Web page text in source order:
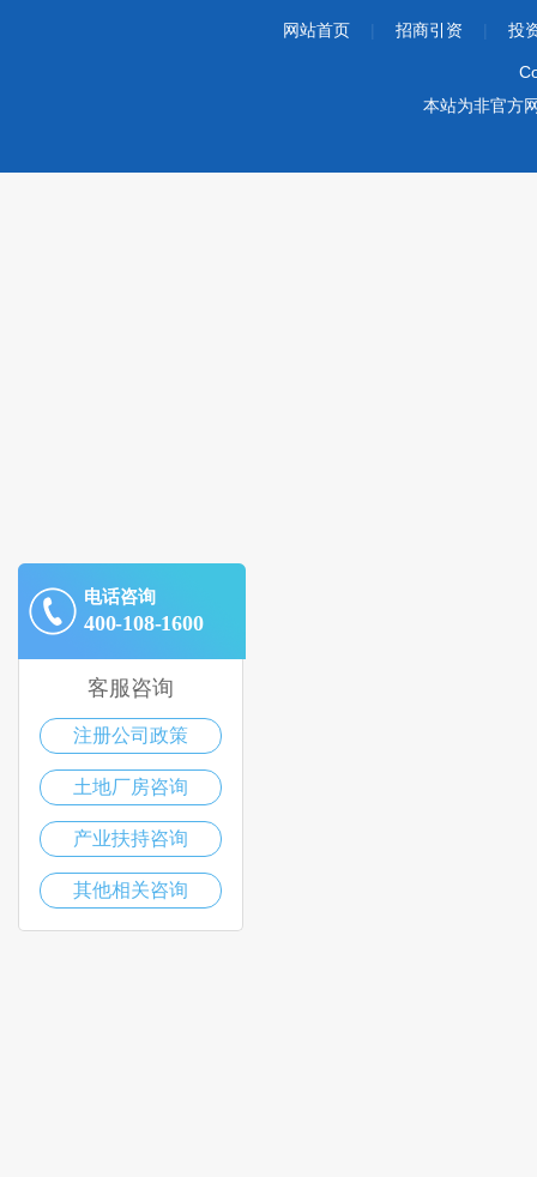
网站首页 招商引资 投
本站为非官方
电话咨询
400-108-1600
客服咨询
注册公司政策
土地厂房咨询
产业扶持咨询
其他相关咨询